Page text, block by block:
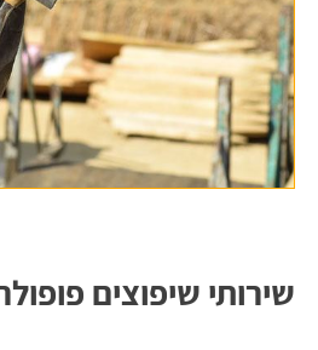
שירותי שיפוצים